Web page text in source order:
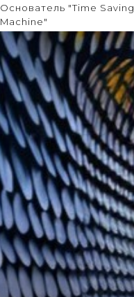
Основатель "Time Saving
Machine"